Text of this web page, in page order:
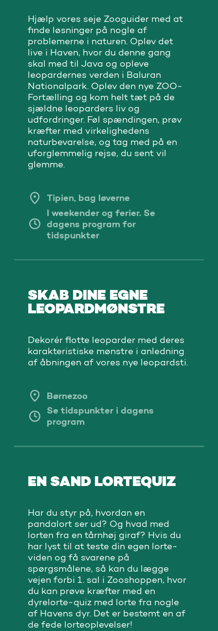
Hjælp vores seje Zooguider med at
finde løsninger på nogle af
problemerne i naturen. Oplev det
live i Haven, hvor du denne gang
skal med til Java og opleve
leopardernes verden i Baluran
Nationalpark. Oplev den nye ZOO-
Fortælling og kom helt tæt på de
sjældne leoparders liv og
udfordringer. Føl spændingen, prøv
kræfter med virkelighedens
naturbevarelse, og tag med på en
uforglemmelig rejse, du sent vil
glemme.
Tipien, bag løverne
I weekender og ferier. Se
dagens program for
tidspunkter
SKAB DINE EGNE
LEOPARDMØNSTRE
Dekorér flotte leoparder med deres
karakteristiske mønstre i anledning
af åbningen af vores nye leopardsti.
Børnezoo
Se tidspunkter i dagens
program
EN SAND LORTEQUIZ
Har du styr på, hvordan en
pandalort ser ud? Og hvad med
lorten fra en tårnhøj giraf? Hvis du
har lyst til at teste din egen lorte-
viden og få svarene på
spørgsmålene, så kan du lægge
vejen forbi 1. sal i Zooshoppen, hvor
du kan prøve kræfter med en
dyrelorte-quiz med lorte fra nogle
af Havens dyr. Det er bestemt en af
de fede lorteoplevelser!